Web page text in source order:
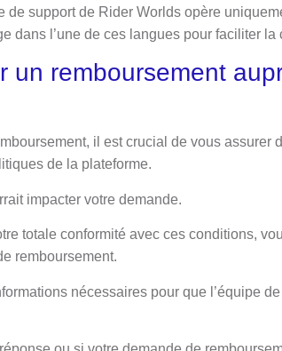
de support de Rider Worlds opère
dans l’une de ces langues pour faciliter la
un remboursement
il est crucial de vous assurer
de la plateforme.
impacter votre demande.
totale conformité avec ces conditions,
remboursement.
nécessaires pour que l’équipe